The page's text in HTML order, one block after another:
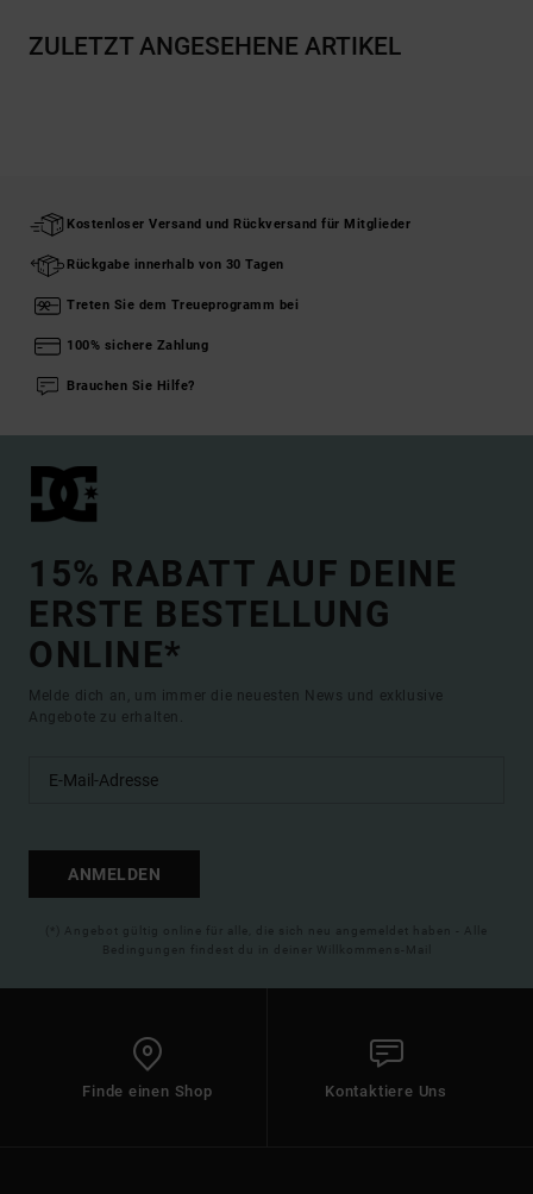
ZULETZT ANGESEHENE ARTIKEL
Kostenloser Versand und Rückversand für Mitglieder
Rückgabe innerhalb von 30 Tagen
Treten Sie dem Treueprogramm bei
100% sichere Zahlung
Brauchen Sie Hilfe?
15% RABATT AUF DEINE
ERSTE BESTELLUNG
ONLINE*
Melde dich an, um immer die neuesten News und exklusive
Angebote zu erhalten.
ANMELDEN
(*) Angebot gültig online für alle, die sich neu angemeldet haben - Alle
Bedingungen findest du in deiner Willkommens-Mail
Finde einen Shop Kontaktiere Uns